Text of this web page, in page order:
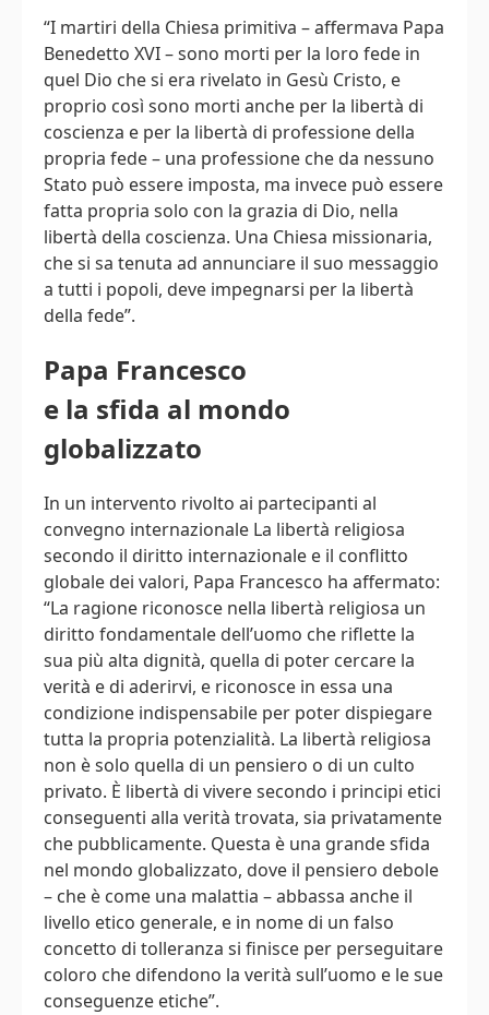
“I martiri della Chiesa primitiva – affermava Papa
Benedetto XVI – sono morti per la loro fede in
quel Dio che si era rivelato in Gesù Cristo, e
proprio così sono morti anche per la libertà di
coscienza e per la libertà di professione della
propria fede – una professione che da nessuno
Stato può essere imposta, ma invece può essere
fatta propria solo con la grazia di Dio, nella
libertà della coscienza. Una Chiesa missionaria,
che si sa tenuta ad annunciare il suo messaggio
a tutti i popoli, deve impegnarsi per la libertà
della fede”.
Papa Francesco
e la sfida al mondo
globalizzato
In un intervento rivolto ai partecipanti al
convegno internazionale La libertà religiosa
secondo il diritto internazionale e il conflitto
globale dei valori, Papa Francesco ha affermato:
“La ragione riconosce nella libertà religiosa un
diritto fondamentale dell’uomo che riflette la
sua più alta dignità, quella di poter cercare la
verità e di aderirvi, e riconosce in essa una
condizione indispensabile per poter dispiegare
tutta la propria potenzialità. La libertà religiosa
non è solo quella di un pensiero o di un culto
privato. È libertà di vivere secondo i principi etici
conseguenti alla verità trovata, sia privatamente
che pubblicamente. Questa è una grande sfida
nel mondo globalizzato, dove il pensiero debole
– che è come una malattia – abbassa anche il
livello etico generale, e in nome di un falso
concetto di tolleranza si finisce per perseguitare
coloro che difendono la verità sull’uomo e le sue
conseguenze etiche”.